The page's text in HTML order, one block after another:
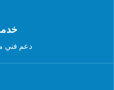
دعم فني